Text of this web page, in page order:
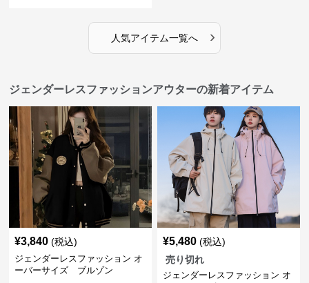
人気アイテム一覧へ ›
ジェンダーレスファッションアウターの新着アイテム
¥3,840 (税込)
ジェンダーレスファッション オ
ーバーサイズ ブルゾン
¥5,480 (税込)
売り切れ
ジェンダーレスファッション オ